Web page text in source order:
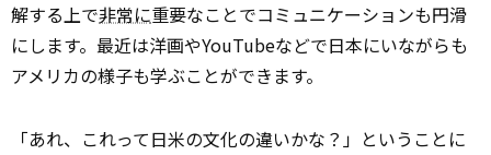
解する上で非常に重要なことでコミュニケーションも円滑
にします。最近は洋画やYouTubeなどで日本にいながらも
アメリカの様子も学ぶことができます。
「あれ、これって日米の文化の違いかな？」ということに